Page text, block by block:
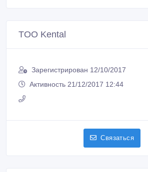
TOO Kental
Зарегистрирован 12/10/2017
Активность 21/12/2017 12:44
Связаться